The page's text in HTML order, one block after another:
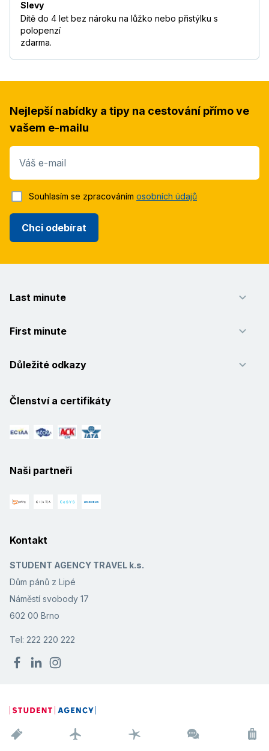
Slevy
Dítě do 4 let bez nároku na lůžko nebo přistýlku s
polopenzí
zdarma.
Nejlepší nabídky a tipy na cestování přímo ve
vašem e-mailu
Váš e-mail
Chci odebírat
Souhlasím se zpracováním osobních údajů
Last minute
First minute
Důležité odkazy
Členství a certifikáty
Naši partneři
Kontakt
STUDENT AGENCY TRAVEL k.s.
Dům pánů z Lipé
Náměstí svobody 17
602 00 Brno
Tel: 222 220 222